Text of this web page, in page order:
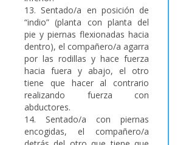
13. Sentado/a en posición de
“indio” (planta con planta del
pie y piernas flexionadas hacia
dentro), el compañero/a agarra
por las rodillas y hace fuerza
hacia fuera y abajo, el otro
tiene que hacer al contrario
realizando fuerza con
abductores.
14. Sentado/a con piernas
encogidas, el compañero/a